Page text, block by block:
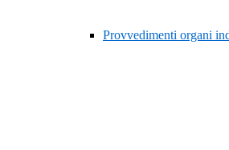
Provvedimenti organi